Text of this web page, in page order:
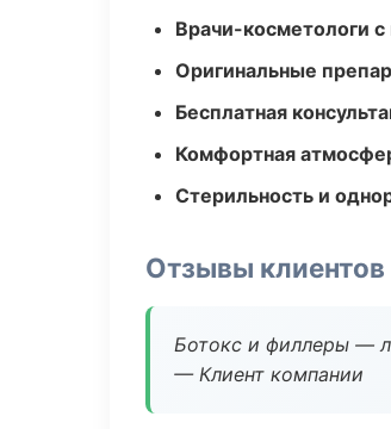
Врачи-косметологи
Оригинальные
Бесплатная
Комфортная
Стерильность и
Отзывы клиентов
Ботокс и филлеры —
— Клиент компании